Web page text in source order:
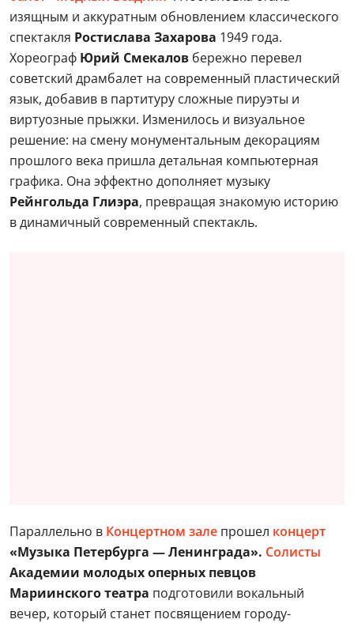
изящным и аккуратным обновлением классического
спектакля Ростислава Захарова 1949 года.
Хореограф Юрий Смекалов бережно перевел
советский драмбалет на современный пластический
язык, добавив в партитуру сложные пируэты и
виртуозные прыжки. Изменилось и визуальное
решение: на смену монументальным декорациям
прошлого века пришла детальная компьютерная
графика. Она эффектно дополняет музыку
Рейнгольда Глиэра, превращая знакомую историю
в динамичный современный спектакль.
Параллельно в Концертном зале прошел концерт
«Музыка Петербурга — Ленинграда». Солисты
Академии молодых оперных певцов
Мариинского театра подготовили вокальный
вечер, который станет посвящением городу-